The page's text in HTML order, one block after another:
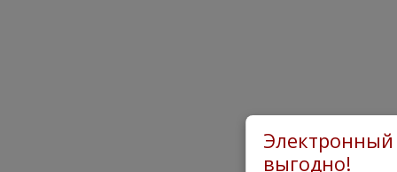
Электронный
выгодно!